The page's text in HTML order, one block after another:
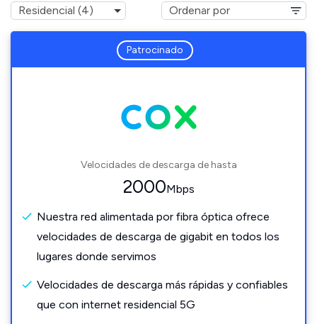
Patrocinado
Velocidades de descarga de hasta
2000Mbps
Nuestra red alimentada por fibra óptica ofrece
velocidades de descarga de gigabit en todos los
lugares donde servimos
Velocidades de descarga más rápidas y confiables
que con internet residencial 5G